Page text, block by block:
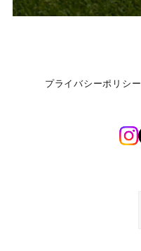
プライバシーポリシー